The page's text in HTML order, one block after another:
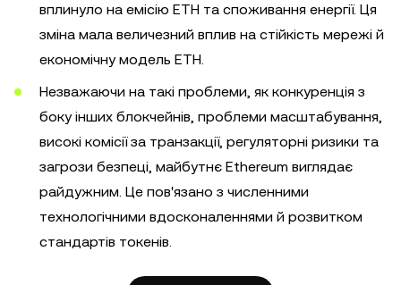
вплинуло на емісію ETH та споживання енергії. Ця
зміна мала величезний вплив на стійкість мережі й
економічну модель ETH.
Незважаючи на такі проблеми, як конкуренція з
боку інших блокчейнів, проблеми масштабування,
високі комісії за транзакції, регуляторні ризики та
загрози безпеці, майбутнє Ethereum виглядає
райдужним. Це пов'язано з численними
технологічними вдосконаленнями й розвитком
стандартів токенів.